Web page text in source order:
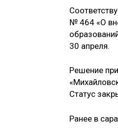
№ 464 «О
30 апреля.
Решение
Статус
Ранее в